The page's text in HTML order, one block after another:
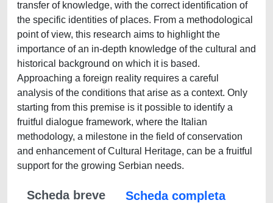
transfer of knowledge, with the correct identification of
the specific identities of places. From a methodological
point of view, this research aims to highlight the
importance of an in-depth knowledge of the cultural and
historical background on which it is based.
Approaching a foreign reality requires a careful
analysis of the conditions that arise as a context. Only
starting from this premise is it possible to identify a
fruitful dialogue framework, where the Italian
methodology, a milestone in the field of conservation
and enhancement of Cultural Heritage, can be a fruitful
support for the growing Serbian needs.
Scheda breve
Scheda completa